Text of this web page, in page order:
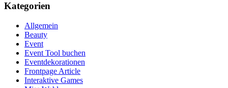
Kategorien
Allgemein
Beauty
Event
Event Tool buchen
Eventdekorationen
Frontpage Article
Interaktive Games